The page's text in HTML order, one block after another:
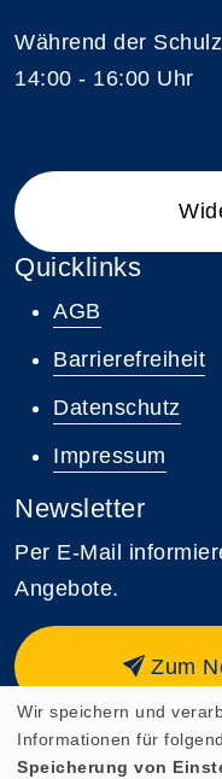
Während der
14:00 - 16:00 Uhr
Quicklinks
AGB
Barrierefreiheit
Datenschutz
Impressum
Newsletter
Per E-Mail
Angebote.
Zum
Wir speichern und
Informationen für
Speicherung von